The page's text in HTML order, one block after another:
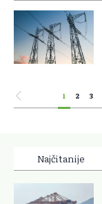
1 2 3
Najčitanije